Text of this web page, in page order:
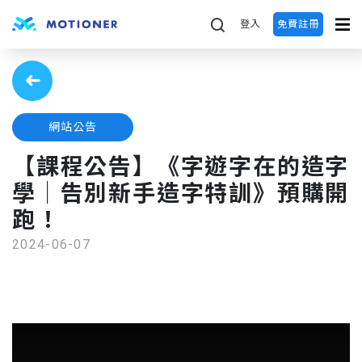
登入 免費註冊
網站公告
【課程公告】《字遊字在的造字
學｜告別新手造字特訓》預購開
跑！
2024-06-07